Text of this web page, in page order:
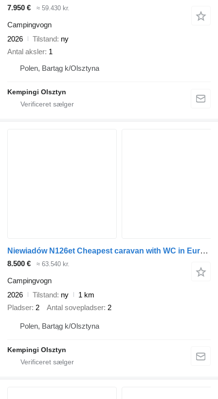
7.950 €
≈ 59.430 kr.
Campingvogn
2026
Tilstand ny
Antal aksler 1
Polen, Bartąg k/Olsztyna
Kempingi Olsztyn
Niewiadów N126et Cheapest caravan with WC in Europe Light only 750kg
8.500 € ≈ 63.540 kr.
Campingvogn
2026
Tilstand ny
1 km
Pladser 2 Antal sovepladser 2
Polen, Bartąg k/Olsztyna
Kempingi Olsztyn